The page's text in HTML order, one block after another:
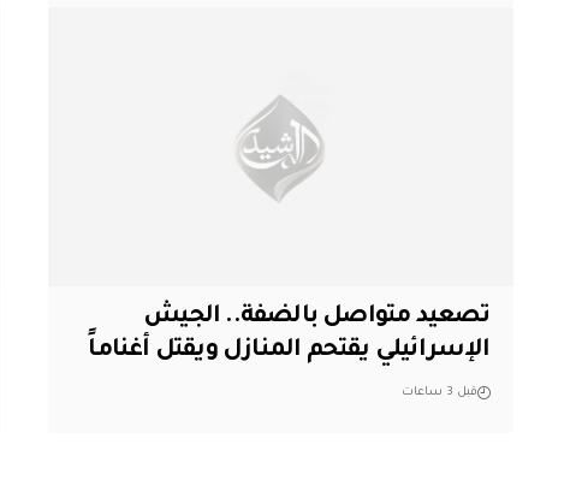
تصعيد متواصل بالضفة.. الجيش
الإسرائيلي يقتحم المنازل ويقتل أغناماً
قبل 3 ساعات